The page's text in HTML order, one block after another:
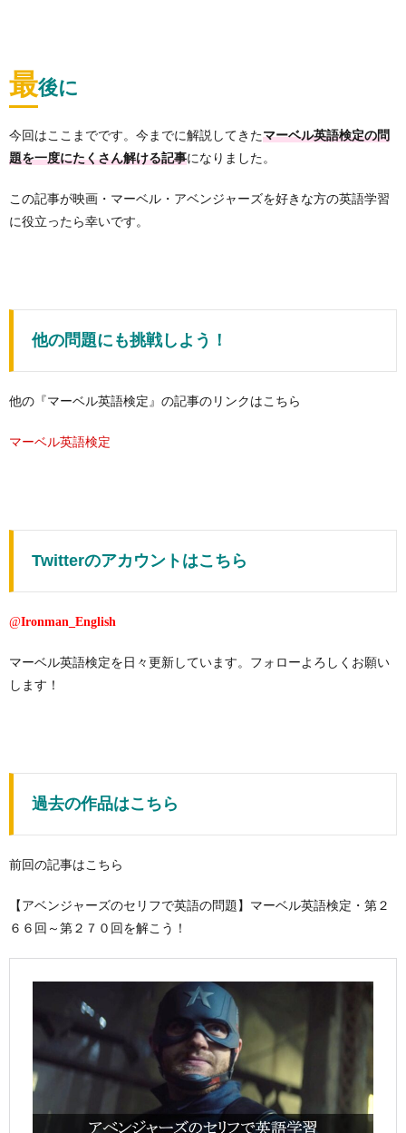
最後に
今回はここまでです。今までに解説してきたマーベル英語検定の問
題を一度にたくさん解ける記事になりました。
この記事が映画・マーベル・アベンジャーズを好きな方の英語学習
に役立ったら幸いです。
他の問題にも挑戦しよう！
他の『マーベル英語検定』の記事のリンクはこちら
マーベル英語検定
Twitterのアカウントはこちら
@Ironman_English
マーベル英語検定を日々更新しています。フォローよろしくお願い
します！
過去の作品はこちら
前回の記事はこちら
【アベンジャーズのセリフで英語の問題】マーベル英語検定・第２
６６回～第２７０回を解こう！